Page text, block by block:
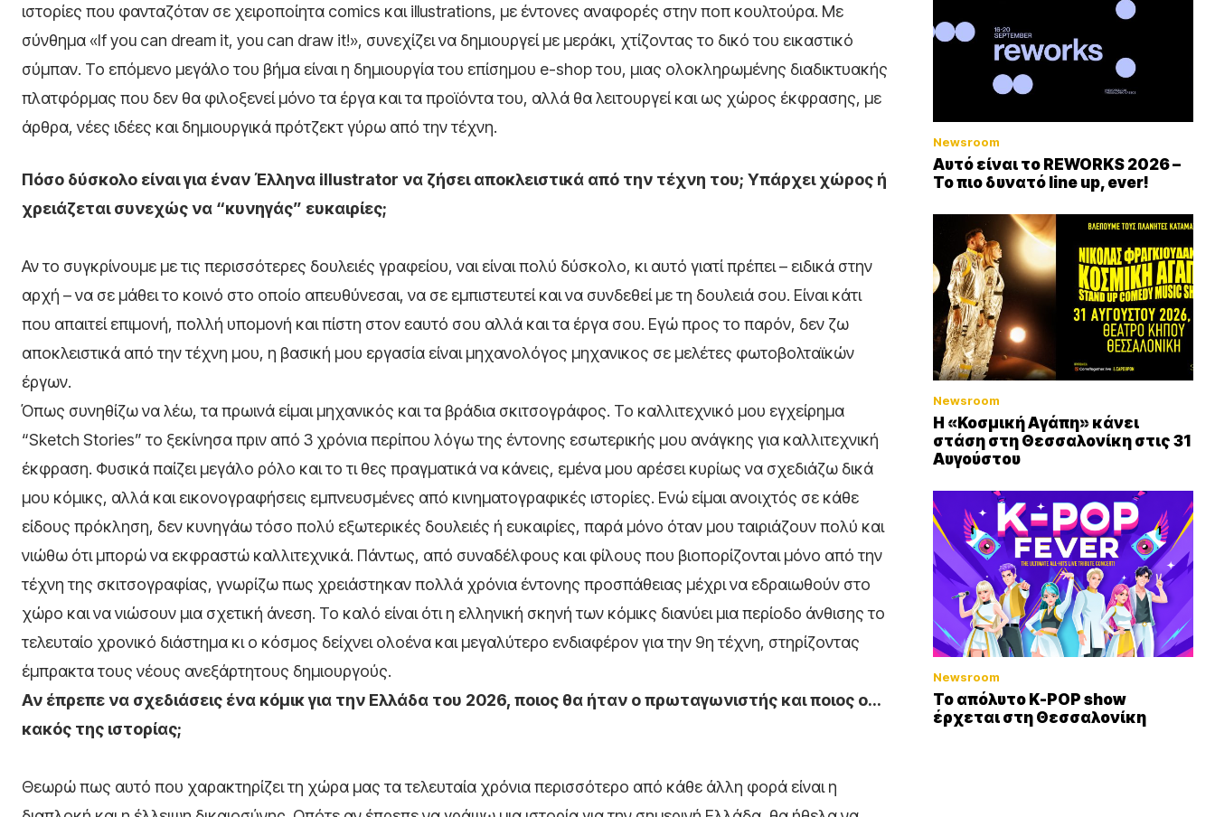
ιστορίες που φανταζόταν σε χειροποίητα comics και illustrations, με έντονες αναφορές στην ποπ κουλτούρα. Με
σύνθημα «If you can dream it, you can draw it!», συνεχίζει να δημιουργεί με μεράκι, χτίζοντας το δικό του εικαστικό
σύμπαν. Το επόμενο μεγάλο του βήμα είναι η δημιουργία του επίσημου e-shop του, μιας ολοκληρωμένης διαδικτυακής
πλατφόρμας που δεν θα φιλοξενεί μόνο τα έργα και τα προϊόντα του, αλλά θα λειτουργεί και ως χώρος έκφρασης, με
άρθρα, νέες ιδέες και δημιουργικά πρότζεκτ γύρω από την τέχνη.
Πόσο δύσκολο είναι για έναν Έλληνα illustrator να ζήσει αποκλειστικά από την τέχνη του; Υπάρχει χώρος ή
χρειάζεται συνεχώς να “κυνηγάς” ευκαιρίες;
Αν το συγκρίνουμε με τις περισσότερες δουλειές γραφείου, ναι είναι πολύ δύσκολο, κι αυτό γιατί πρέπει – ειδικά στην
αρχή – να σε μάθει το κοινό στο οποίο απευθύνεσαι, να σε εμπιστευτεί και να συνδεθεί με τη δουλειά σου. Είναι κάτι
που απαιτεί επιμονή, πολλή υπομονή και πίστη στον εαυτό σου αλλά και τα έργα σου. Εγώ προς το παρόν, δεν ζω
αποκλειστικά από την τέχνη μου, η βασική μου εργασία είναι μηχανολόγος μηχανικος σε μελέτες φωτοβολταϊκών
έργων.
Όπως συνηθίζω να λέω, τα πρωινά είμαι μηχανικός και τα βράδια σκιτσογράφος. Το καλλιτεχνικό μου εγχείρημα
“Sketch Stories” το ξεκίνησα πριν από 3 χρόνια περίπου λόγω της έντονης εσωτερικής μου ανάγκης για καλλιτεχνική
έκφραση. Φυσικά παίζει μεγάλο ρόλο και το τι θες πραγματικά να κάνεις, εμένα μου αρέσει κυρίως να σχεδιάζω δικά
μου κόμικς, αλλά και εικονογραφήσεις εμπνευσμένες από κινηματογραφικές ιστορίες. Ενώ είμαι ανοιχτός σε κάθε
είδους πρόκληση, δεν κυνηγάω τόσο πολύ εξωτερικές δουλειές ή ευκαιρίες, παρά μόνο όταν μου ταιριάζουν πολύ και
νιώθω ότι μπορώ να εκφραστώ καλλιτεχνικά. Πάντως, από συναδέλφους και φίλους που βιοπορίζονται μόνο από την
τέχνη της σκιτσογραφίας, γνωρίζω πως χρειάστηκαν πολλά χρόνια έντονης προσπάθειας μέχρι να εδραιωθούν στο
χώρο και να νιώσουν μια σχετική άνεση. Το καλό είναι ότι η ελληνική σκηνή των κόμικς διανύει μια περίοδο άνθισης το
τελευταίο χρονικό διάστημα κι ο κόσμος δείχνει ολοένα και μεγαλύτερο ενδιαφέρον για την 9η τέχνη, στηρίζοντας
έμπρακτα τους νέους ανεξάρτητους δημιουργούς.
Αν έπρεπε να σχεδιάσεις ένα κόμικ για την Ελλάδα του 2026, ποιος θα ήταν ο πρωταγωνιστής και ποιος ο…
κακός της ιστορίας;
Θεωρώ πως αυτό που χαρακτηρίζει τη χώρα μας τα τελευταία χρόνια περισσότερο από κάθε άλλη φορά είναι η
Newsroom
Αυτό είναι το REWORKS 2026 –
Το πιο δυνατό line up, ever!
Newsroom
Η «Κοσμική Αγάπη» κάνει
στάση στη Θεσσαλονίκη στις 31
Αυγούστου
Newsroom
Το απόλυτο K-POP show
έρχεται στη Θεσσαλονίκη